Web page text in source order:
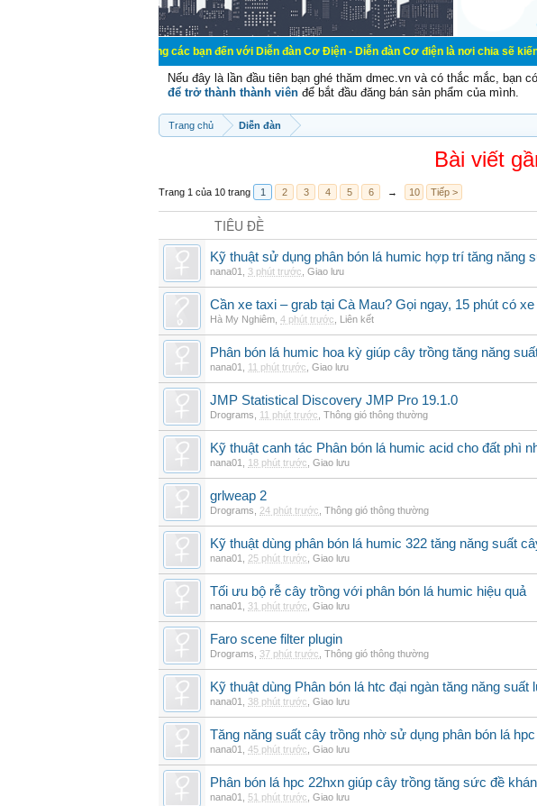
Chào mừng các bạn đến với Diễn đàn Cơ Điện - Diễn đàn Cơ điện là nơi chia sẽ kiến thức
Nếu đây là lần đầu tiên bạn ghé thăm dmec.vn và có thắc mắc, bạn
để trở thành thành viên để bắt đầu đăng bán sản phẩm của mình.
Trang chủ Diễn đàn
Bài viết
Trang 1 của 10 trang 1 2 3 4 5 6 → 10 Tiếp >
TIÊU ĐỀ
Kỹ thuật sử dụng phân bón lá humic hợp trí tăng năng
nana01 3 phút trước Giao lưu
Cần xe taxi – grab tại Cà Mau? Gọi ngay, 15 phút có xe
Hà My Nghiêm 4 phút trước Liên kết
Phân bón lá humic hoa kỳ giúp cây trồng tăng năng
nana01 11 phút trước Giao lưu
JMP Statistical Discovery JMP Pro 19.1.0
Drograms 11 phút trước Thông gió thông thường
Kỹ thuật canh tác Phân bón lá humic acid cho đất phì
nana01 18 phút trước Giao lưu
grlweap 2
Drograms 24 phút trước Thông gió thông thường
Kỹ thuật dùng phân bón lá humic 322 tăng năng suất
nana01 25 phút trước Giao lưu
Tối ưu bộ rễ cây trồng với phân bón lá humic hiệu quả
nana01 31 phút trước Giao lưu
Faro scene filter plugin
Drograms 37 phút trước Thông gió thông thường
Kỹ thuật dùng Phân bón lá htc đại ngàn tăng năng suất
nana01 38 phút trước Giao lưu
Tăng năng suất cây trồng nhờ sử dụng phân bón lá
nana01 45 phút trước Giao lưu
Phân bón lá hpc 22hxn giúp cây trồng tăng sức đề
nana01 51 phút trước Giao lưu